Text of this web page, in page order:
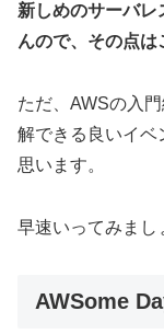
新しめのサーバ
んので、その点は
ただ、AWSの入
解できる良いイベ
思います。
早速いってみまし
AWSome